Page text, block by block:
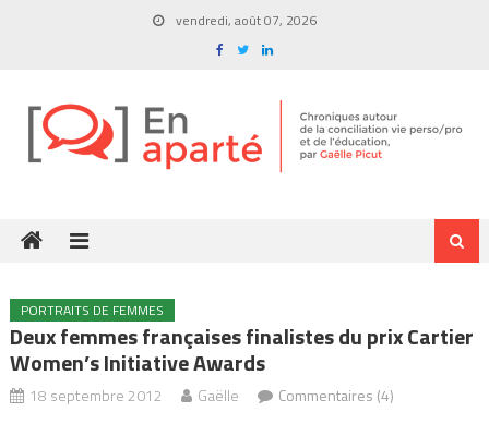
vendredi, août 07, 2026
PORTRAITS DE FEMMES
Deux femmes françaises finalistes du prix Cartier
Women’s Initiative Awards
18 septembre 2012 Gaëlle Commentaires (4)